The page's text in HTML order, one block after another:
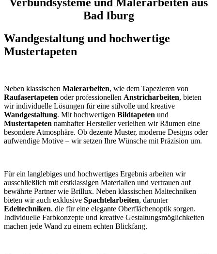
Bad Iburg
Wandgestaltung und hochwertige
Mustertapeten
Neben klassischen Malerarbeiten, wie dem Tapezieren von
Raufasertapeten oder professionellen Anstricharbeiten, bieten
wir individuelle Lösungen für eine stilvolle und kreative
Wandgestaltung. Mit hochwertigen Bildtapeten und
Mustertapeten namhafter Hersteller verleihen wir Räumen eine
besondere Atmosphäre. Ob dezente Muster, moderne Designs oder
aufwendige Motive – wir setzen Ihre Wünsche mit Präzision um.
Für ein langlebiges und hochwertiges Ergebnis arbeiten wir
ausschließlich mit erstklassigen Materialien und vertrauen auf
bewährte Partner wie Brillux. Neben klassischen Maltechniken
bieten wir auch exklusive Spachtelarbeiten, darunter
Edeltechniken, die für eine elegante Oberflächenoptik sorgen.
Individuelle Farbkonzepte und kreative Gestaltungsmöglichkeiten
machen jede Wand zu einem echten Blickfang.